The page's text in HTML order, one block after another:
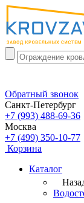
Обратный звонок
Санкт-Петербург
+7 (993) 488-69-36
Москва
+7 (499) 350-10-77
Корзина
Каталог